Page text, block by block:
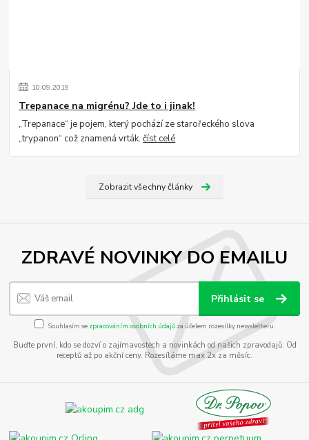
10.09.2019
Trepanace na migrénu? Jde to i jinak!
„Trepanace“ je pojem, který pochází ze starořeckého slova
„trypanon“ což znamená vrták.číst celé
Zobrazit všechny články
ZDRAVÉ NOVINKY DO EMAILU
Přihlásit se
Souhlasím se zpracováním osobních údajůza účelem rozesílky newsletteru.
Buďte první, kdo se dozví o zajímavostech a novinkách od našich zpravodajů. Od
receptů až po akční ceny. Rozesíláme max 2x za měsíc.